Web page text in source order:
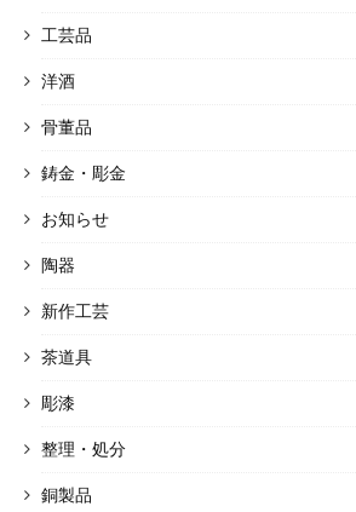
工芸品
洋酒
骨董品
鋳金・彫金
お知らせ
陶器
新作工芸
茶道具
彫漆
整理・処分
銅製品